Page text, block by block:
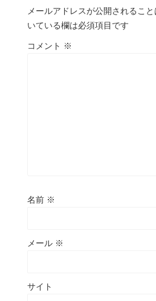
メールアドレスが公開されること
いている欄は必須項目です
コメント ※
名前 ※
メール ※
サイト